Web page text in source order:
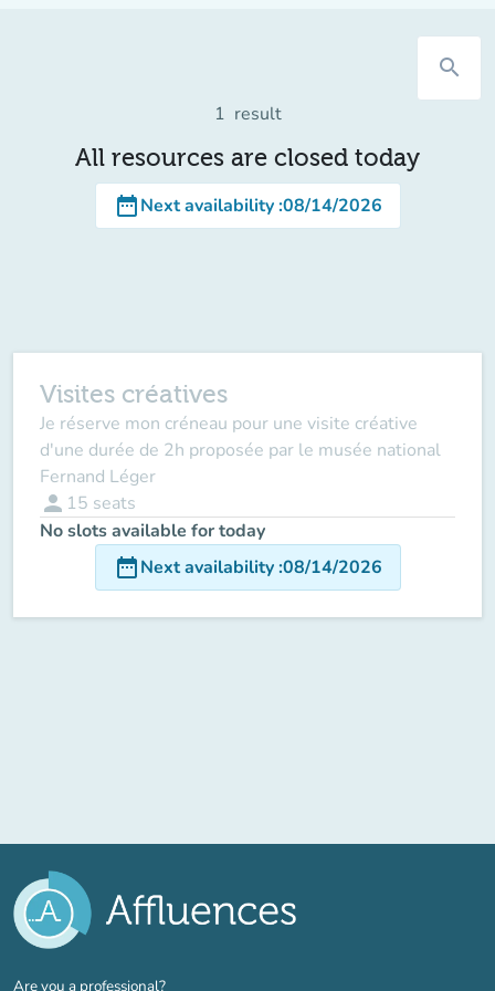
search
1 result
All resources are closed today
date_rangeNext availability:08/14/2026
Visites créatives
Je réserve mon créneau pour une visite créative
d'une durée de 2h proposée par le musée national
Fernand Léger
person 15 seats
No slots available for today
date_rangeNext availability:08/14/2026
Are you a professional?(new tab)